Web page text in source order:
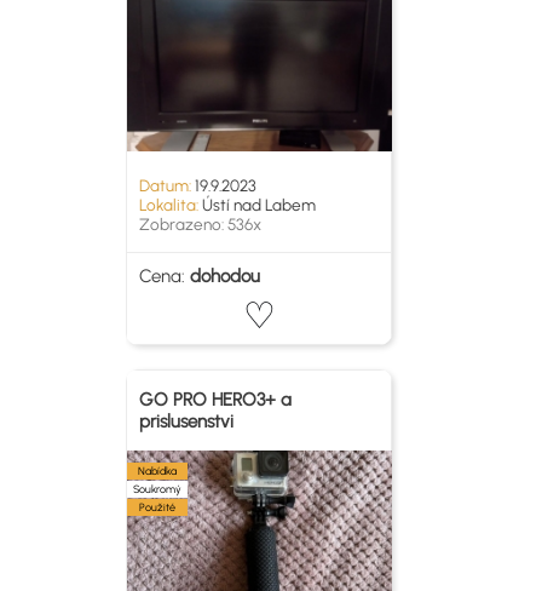
Datum:19.9.2023
Lokalita:Ústí nad Labem
Zobrazeno: 536x
Cena: dohodou
GO PRO HERO3+ a
prislusenstvi
Nabídka
Soukromý
Použité